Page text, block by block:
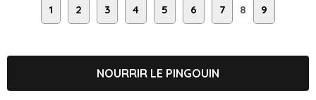
1 2 3 4 5 6 7 8 9
NOURRIR LE PINGOUIN